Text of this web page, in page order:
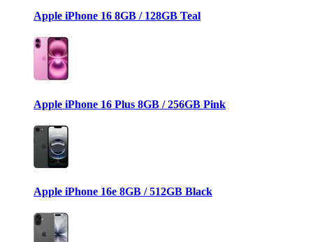
Apple iPhone 16 8GB / 128GB Teal
Apple iPhone 16 Plus 8GB / 256GB Pink
Apple iPhone 16e 8GB / 512GB Black